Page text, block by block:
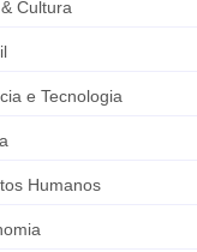
Cultura
e Tecnologia
Humanos